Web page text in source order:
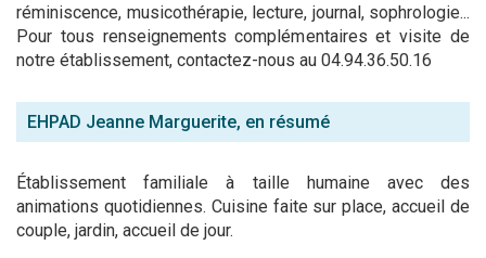
réminiscence, musicothérapie, lecture, journal, sophrologie...
Pour tous renseignements complémentaires et visite de
notre établissement, contactez-nous au 04.94.36.50.16
EHPAD Jeanne Marguerite, en résumé
Établissement familiale à taille humaine avec des
animations quotidiennes. Cuisine faite sur place, accueil de
couple, jardin, accueil de jour.